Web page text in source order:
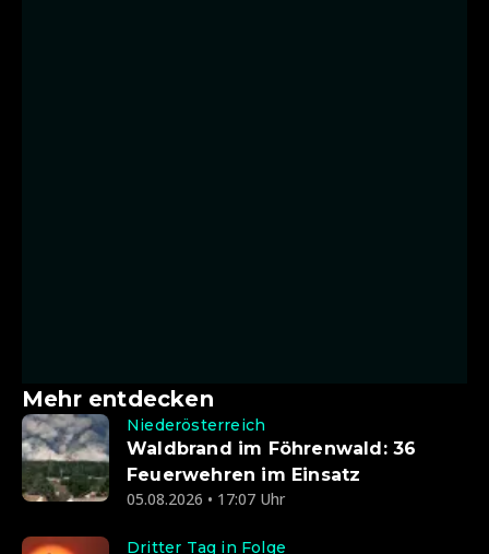
Mehr entdecken
Niederösterreich
Waldbrand im Föhrenwald: 36
Feuerwehren im Einsatz
05.08.2026 • 17:07 Uhr
Dritter Tag in Folge